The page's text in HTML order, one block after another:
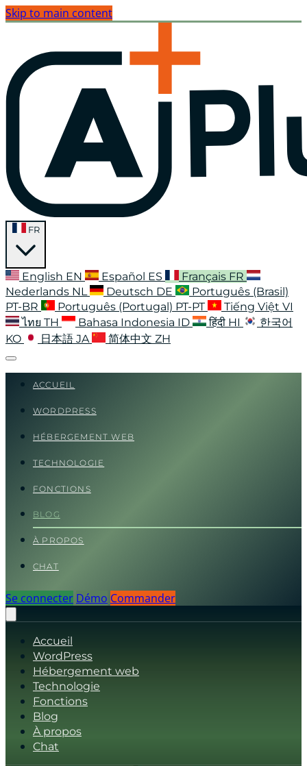
Skip to main content
FR
English EN Español ES Français FR
Nederlands NL Deutsch DE
Português (Brasil)
PT-BR
Português (Portugal) PT-PT Tiếng Việt VI
ไทย TH Bahasa Indonesia ID हिंदी HI
한국어
KO
日本語 JA 简体中文 ZH
ACCUEIL
WORDPRESS
HÉBERGEMENT WEB
TECHNOLOGIE
FONCTIONS
BLOG
À PROPOS
CHAT
Se connecter Démo Commander
Accueil
WordPress
Hébergement web
Technologie
Fonctions
Blog
À propos
Chat